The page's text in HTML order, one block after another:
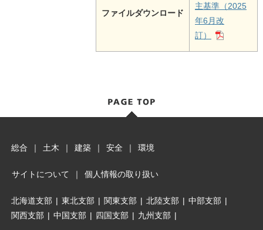
ファイルダウンロード
主基準（2025
年6月改
訂）
総合 ｜ 土木 ｜ 建築 ｜ 安全 ｜ 環境
サイトについて ｜ 個人情報の取り扱い
北海道支部 | 東北支部 | 関東支部 | 北陸支部 | 中部支部 |
関西支部 | 中国支部 | 四国支部 | 九州支部 |